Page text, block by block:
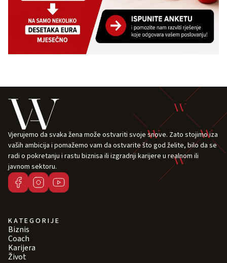
Vjerujemo da svaka žena može ostvariti svoje snove. Zato stojimo iza
vaših ambicija i pomažemo vam da ostvarite što god želite, bilo da se
radi o pokretanju i rastu biznisa ili izgradnji karijere u realnom ili
javnom sektoru.
KATEGORIJE
Biznis
Coach
Karijera
Život